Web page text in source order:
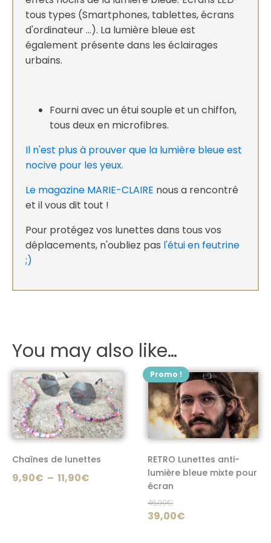
tous types (Smartphones, tablettes, écrans
d'ordinateur ...). La lumière bleue est
également présente dans les éclairages
urbains.
Fourni avec un étui souple et un chiffon,
tous deux en microfibres.
Il n'est plus à prouver que la lumière bleue est
nocive pour les yeux.
Le magazine MARIE-CLAIRE nous a rencontré
et il vous dit tout !
Pour protégez vos lunettes dans tous vos
déplacements, n'oubliez pas l'étui en feutrine
;)
You may also like…
Chaînes de lunettes
9,90€ – 11,90€
Ce
produit
a
plusieurs
variations.
Les
peuvent
Promo !
RETRO Lunettes anti-
lumière bleue mixte pour
écran
46,00€
Le
39,00€
Ce
produit
a
plusieurs
variations.
Les
options
peuvent
être
choisies